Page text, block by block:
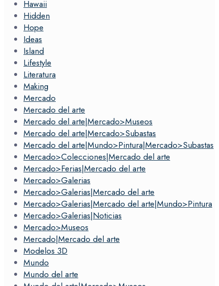
Hawaii
Hidden
Hope
Ideas
Island
Lifestyle
Literatura
Making
Mercado
Mercado del arte
Mercado del arte|Mercado>Museos
Mercado del arte|Mercado>Subastas
Mercado del arte|Mundo>Pintura|Mercado>Subastas
Mercado>Colecciones|Mercado del arte
Mercado>Ferias|Mercado del arte
Mercado>Galerias
Mercado>Galerias|Mercado del arte
Mercado>Galerias|Mercado del arte|Mundo>Pintura
Mercado>Galerias|Noticias
Mercado>Museos
Mercado|Mercado del arte
Modelos 3D
Mundo
Mundo del arte